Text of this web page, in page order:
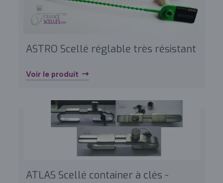
ASTRO Scellé réglable très résistant
Voir le produit
ATLAS Scellé container à clés -